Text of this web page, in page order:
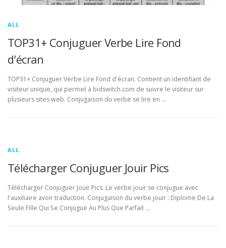
ALL
TOP31+ Conjuguer Verbe Lire Fond
d'écran
TOP31+ Conjuguer Verbe Lire Fond d'écran. Contient un identifiant de
visiteur unique, qui permet à bidswitch.com de suivre le visiteur sur
plusieurs sites web. Conjugaison du verbe se lire en …
ALL
Télécharger Conjuguer Jouir Pics
Télécharger Conjuguer Jouir Pics. Le verbe jouir se conjugue avec
l'auxiliaire avoir traduction. Conjugaison du verbe jouir : Diplome De La
Seule Fille Qui Se Conjugue Au Plus Que Parfait …